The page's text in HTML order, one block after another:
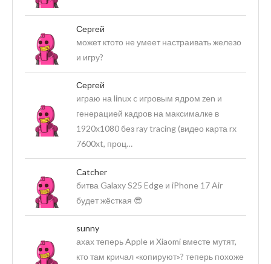
Сергей
может ктото не умеет настраивать железо
и игру?
Сергей
играю на linux c игровым ядром zen и
генерацией кадров на максималке в
1920х1080 без ray tracing (видео карта rx
7600xt, проц…
Catcher
битва Galaxy S25 Edge и iPhone 17 Air
будет жёсткая 😎
sunny
ахах теперь Apple и Xiaomi вместе мутят,
кто там кричал «копируют»? теперь похоже